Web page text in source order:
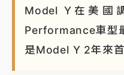
Model Y在美國
Performance車型
是Model Y 2年來首